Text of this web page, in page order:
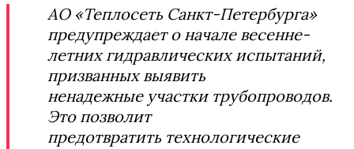
АО «Теплосеть Санкт-Петербурга»
предупреждает о начале весенне-
летних гидравлических испытаний,
призванных выявить
ненадежные участки трубопроводов.
Это позволит
предотвратить технологические